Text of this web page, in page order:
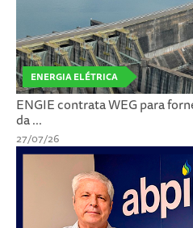
ENERGIA ELÉTRICA
ENGIE contrata WEG para
da ...
27/07/26